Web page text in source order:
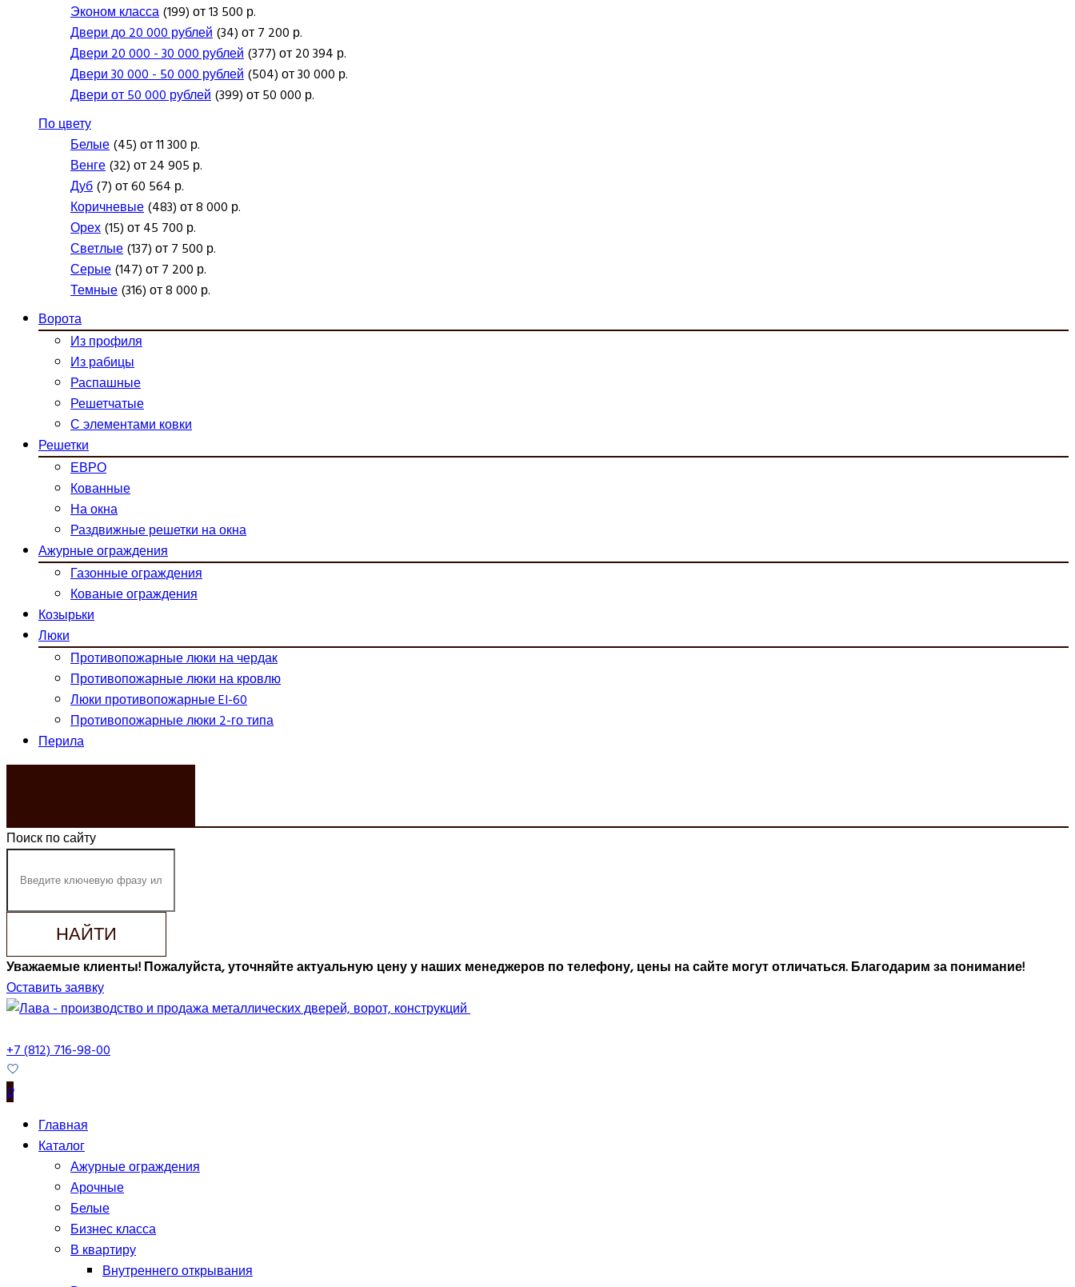
Эконом класса(199) от 13 500 р.
Двери до 20 000 рублей(34) от 7 200 р.
Двери 20 000 - 30 000 рублей(377) от 20 394 р.
Двери 30 000 - 50 000 рублей(504) от 30 000 р.
Двери от 50 000 рублей(399) от 50 000 р.
По цвету
Белые(45) от 11 300 р.
Венге(32) от 24 905 р.
Дуб(7) от 60 564 р.
Коричневые(483) от 8 000 р.
Орех(15) от 45 700 р.
Светлые(137) от 7 500 р.
Серые(147) от 7 200 р.
Темные(316) от 8 000 р.
Ворота
Из профиля
Из рабицы
Распашные
Решетчатые
С элементами ковки
Решетки
ЕВРО
Кованные
На окна
Раздвижные решетки на окна
Ажурные ограждения
Газонные ограждения
Кованые ограждения
Козырьки
Люки
Противопожарные люки на чердак
Противопожарные люки на кровлю
Люки противопожарные EI-60
Противопожарные люки 2-го типа
Перила
Поиск по сайту
НАЙТИ
Уважаемые клиенты! Пожалуйста, уточняйте актуальную цену у наших менеджеров по телефону, цены на сайте могут отличаться. Благодарим за понимание!
Оставить заявку
+7 (812) 716-98-00
0
Главная
Каталог
Ажурные ограждения
Арочные
Белые
Бизнес класса
В квартиру
Внутреннего открывания